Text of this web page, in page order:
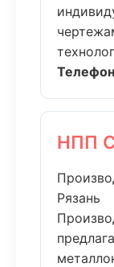
НПП
Рязань